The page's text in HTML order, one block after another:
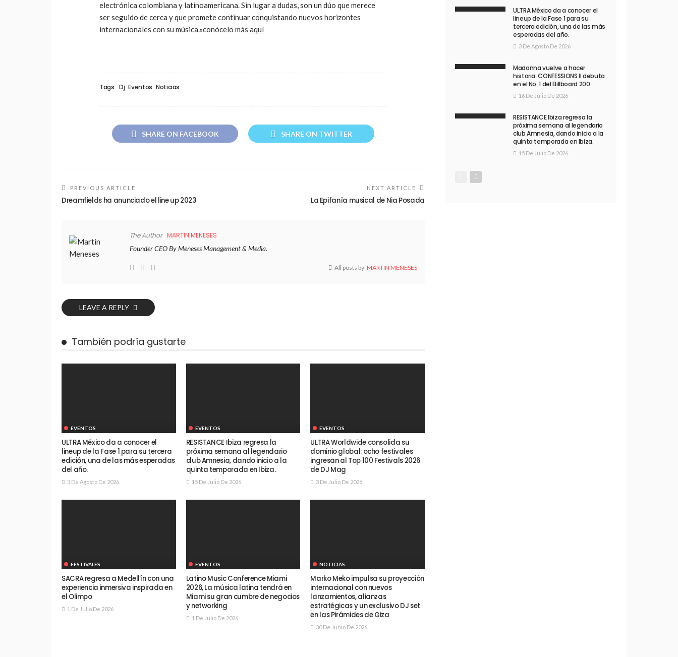
electrónica colombiana y latinoamericana. Sin lugar a dudas, son un dúo que merece
ser seguido de cerca y que promete continuar conquistando nuevos horizontes
internacionales con su música.»conócelo más aquí
Tags: Dj Eventos Noticias
SHARE ON FACEBOOK SHARE ON TWITTER
PREVIOUS ARTICLE
Dreamfields ha anunciado el line up 2023
NEXT ARTICLE
La Epifanía musical de Nia Posada
The Author MARTIN MENESES
Founder CEO By Meneses Management & Media.
All posts by MARTIN MENESES
LEAVE A REPLY
También podría gustarte
EVENTOS
ULTRA México da a conocer el
lineup de la Fase 1 para su tercera
edición, una de las más esperadas
del año.
3 De Agosto De 2026
EVENTOS
RESISTANCE Ibiza regresa la
próxima semana al legendario
club Amnesia, dando inicio a la
quinta temporada en Ibiza.
15 De Julio De 2026
EVENTOS
ULTRA Worldwide consolida su
dominio global: ocho festivales
ingresan al Top 100 Festivals 2026
de DJ Mag
3 De Julio De 2026
FESTIVALES
SACRA regresa a Medellín con una
experiencia inmersiva inspirada en
el Olimpo
1 De Julio De 2026
EVENTOS
Latino Music Conference Miami
2026, La música latina tendrá en
Miami su gran cumbre de negocios
y networking
1 De Julio De 2026
NOTICIAS
Marko Meko impulsa su proyección
internacional con nuevos
lanzamientos, alianzas
estratégicas y un exclusivo DJ set
en las Pirámides de Giza
30 De Junio De 2026
ULTRA México da a conocer el
lineup de la Fase 1 para su
tercera edición, una de las más
esperadas del año.
3 De Agosto De 2026
Madonna vuelve a hacer
historia: CONFESSIONS II debuta
en el No. 1 del Billboard 200
16 De Julio De 2026
RESISTANCE Ibiza regresa la
próxima semana al legendario
club Amnesia, dando inicio a la
quinta temporada en Ibiza.
15 De Julio De 2026